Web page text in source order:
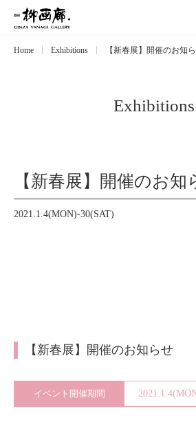
Exhibitions
Art works
Blog
Contact
Home Exhibitions 【新春展】開催のお知
Exhibitions
【新春展】開催のお知
2021.1.4(MON)-30(SAT)
【新春展】開催のお知らせ
イベント開催期間